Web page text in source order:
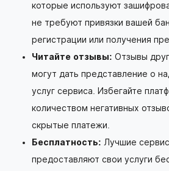
которые используют
не требуют привязки вашей
регистрации или получения
Читайте отзывы: Отзывы
могут дать представление о
услуг сервиса. Избегайте
количеством негативных
скрытые платежи.
Бесплатность: Лучшие
предоставляют свои услуги